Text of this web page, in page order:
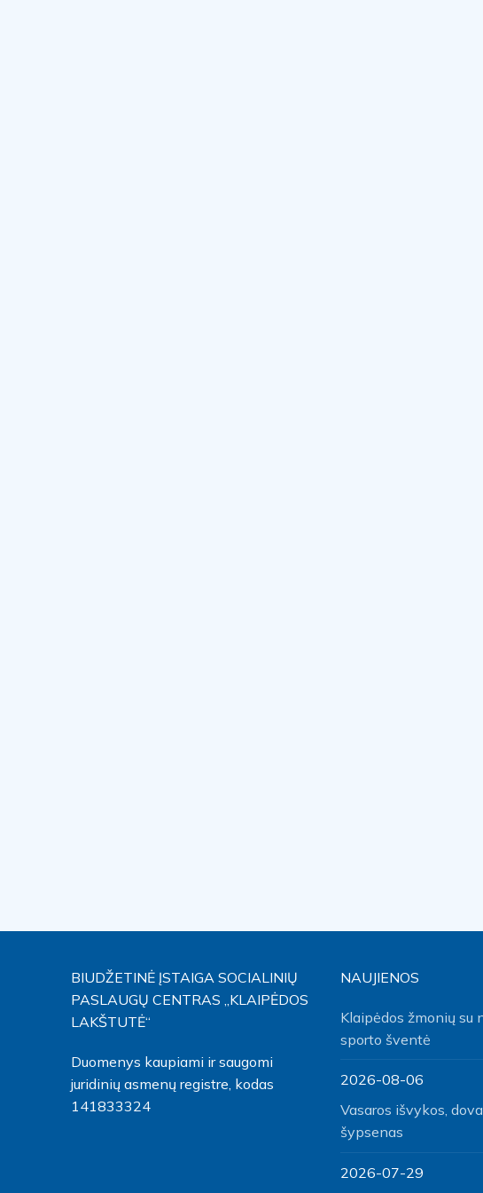
BIUDŽETINĖ ĮSTAIGA SOCIALINIŲ
PASLAUGŲ CENTRAS „KLAIPĖDOS
LAKŠTUTĖ“
Duomenys kaupiami ir saugomi
juridinių asmenų registre, kodas
141833324
NAUJIENOS
Klaipėdos žmonių su
sporto šventė
2026-08-06
Vasaros išvykos,
šypsenas
2026-07-29